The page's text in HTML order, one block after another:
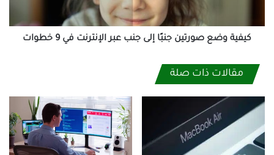
في
كيفية وضع صورتين جنبًا إلى جنب عبر الإنترنت في 9 خطوات
مقالات ذات صلة